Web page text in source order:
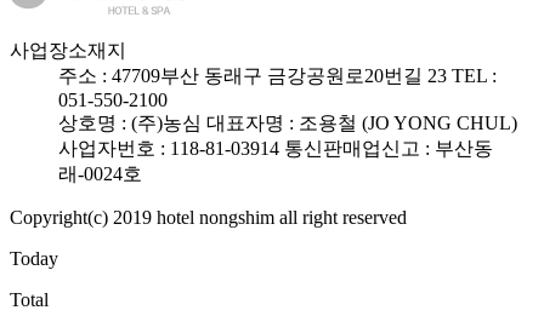
사업장소재지
주소 : 47709부산 동래구 금강공원로20번길 23 TEL :
051-550-2100
상호명 : (주)농심 대표자명 : 조용철 (JO YONG CHUL)
사업자번호 : 118-81-03914 통신판매업신고 : 부산동
래-0024호
Copyright(c) 2019 hotel nongshim all right reserved
Today
Total